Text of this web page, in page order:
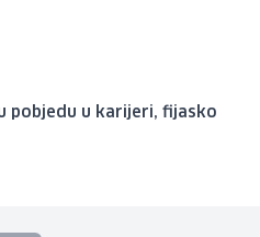
pobjedu u karijeri, fijasko